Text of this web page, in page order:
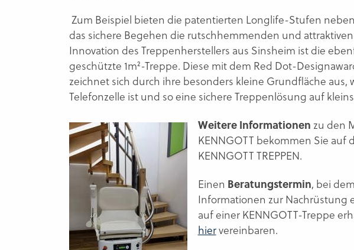
Zum Beispiel bieten die patentierten Longlife-Stufen
das sichere Begehen die rutschhemmenden und
Innovation des Treppenherstellers aus Sinsheim ist die
geschützte 1m²-Treppe. Diese mit dem Red Dot-
zeichnet sich durch ihre besonders kleine Grundfläche aus,
Telefonzelle ist und so eine sichere Treppenlösung auf
Weitere Informationen zu den
KENNGOTT bekommen Sie auf
KENNGOTT TREPPEN.
Einen Beratungstermin, bei
Informationen zur Nachrüstung
auf einer KENNGOTT-Treppe
hiervereinbaren.